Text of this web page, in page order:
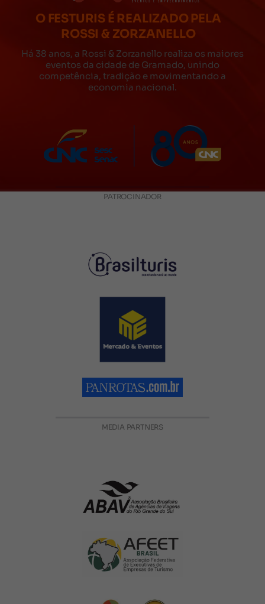
O FESTURIS É REALIZADO PELA
ROSSI & ZORZANELLO
Há 38 anos, a Rossi & Zorzanello realiza os maiores
eventos da cidade de Gramado, unindo
competência, tradição e movimentando a
economia nacional.
PATROCINADOR
MEDIA PARTNERS